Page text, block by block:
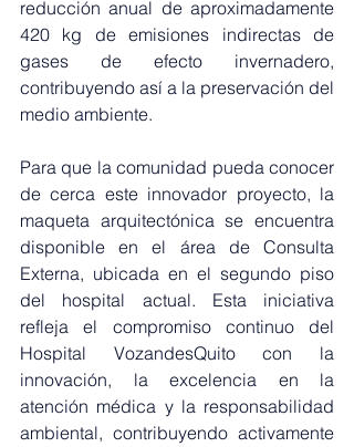
reducción anual de aproximadamente
420 kg de emisiones indirectas de
gases de efecto invernadero,
contribuyendo así a la preservación del
medio ambiente.
Para que la comunidad pueda conocer
de cerca este innovador proyecto, la
maqueta arquitectónica se encuentra
disponible en el área de Consulta
Externa, ubicada en el segundo piso
del hospital actual. Esta iniciativa
refleja el compromiso continuo del
Hospital VozandesQuito con la
innovación, la excelencia en la
atención médica y la responsabilidad
ambiental, contribuyendo activamente